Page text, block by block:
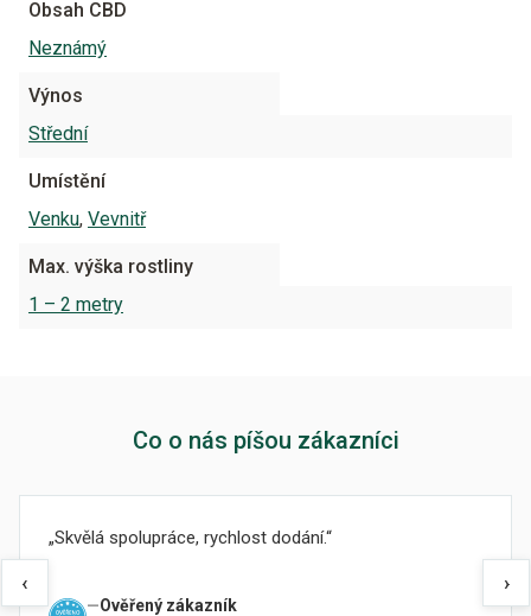
Obsah CBD
Neznámý
Výnos
Střední
Umístění
Venku, Vevnitř
Max. výška rostliny
1 – 2 metry
Co o nás píšou zákazníci
‹
Skvělá spolupráce, rychlost dodání.
Ověřený zákazník
›